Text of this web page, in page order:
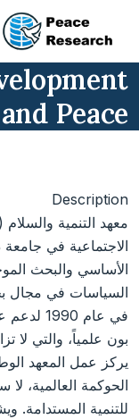
تجاوز إلى المحتوى
and Peace
Description
الاجتماعية في
الأساسي والبحث
بون علمياً، والتي لا
يركز عمل المعهد
الحوكمة العالمية، لا
للتنمية المستدامة.